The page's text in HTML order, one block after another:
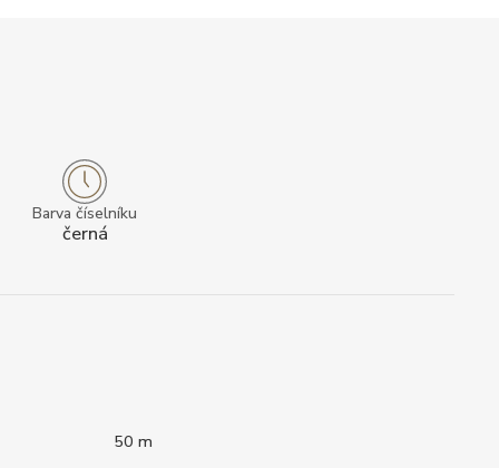
Barva číselníku
černá
50 m